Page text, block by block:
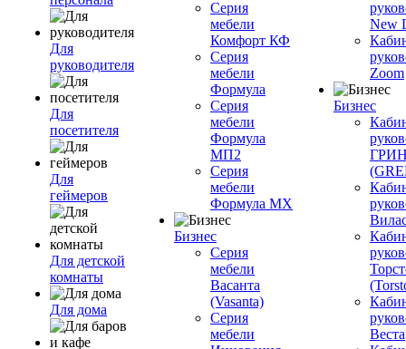
Для
руководителя
Для
посетителя
Для
геймеров
Для детской
комнаты
Для дома
Серия
мебели
Комфорт КФ
Серия
мебели
Формула
Серия
мебели
Формула
МП2
Серия
мебели
Формула МХ
Бизнес
Серия
мебели
Васанта
(Vasanta)
Серия
мебели
New
Zoom
Бизнес